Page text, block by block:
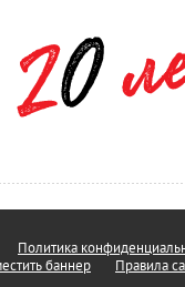
Политика
баннер Правила